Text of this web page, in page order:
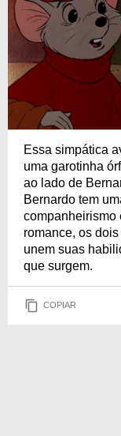
Essa simpática
uma garotinha
ao lado de
Bernardo tem
companheirismo
romance, os
unem suas
que surgem.
COPIAR